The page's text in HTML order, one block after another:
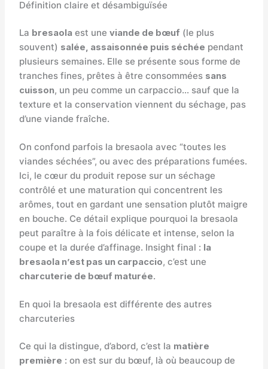
Définition claire et désambiguïsée
La bresaola est une viande de bœuf (le plus
souvent) salée, assaisonnée puis séchée pendant
plusieurs semaines. Elle se présente sous forme de
tranches fines, prêtes à être consommées sans
cuisson, un peu comme un carpaccio… sauf que la
texture et la conservation viennent du séchage, pas
d’une viande fraîche.
On confond parfois la bresaola avec “toutes les
viandes séchées”, ou avec des préparations fumées.
Ici, le cœur du produit repose sur un séchage
contrôlé et une maturation qui concentrent les
arômes, tout en gardant une sensation plutôt maigre
en bouche. Ce détail explique pourquoi la bresaola
peut paraître à la fois délicate et intense, selon la
coupe et la durée d’affinage. Insight final : la
bresaola n’est pas un carpaccio, c’est une
charcuterie de bœuf maturée.
En quoi la bresaola est différente des autres
charcuteries
Ce qui la distingue, d’abord, c’est la matière
première : on est sur du bœuf, là où beaucoup de